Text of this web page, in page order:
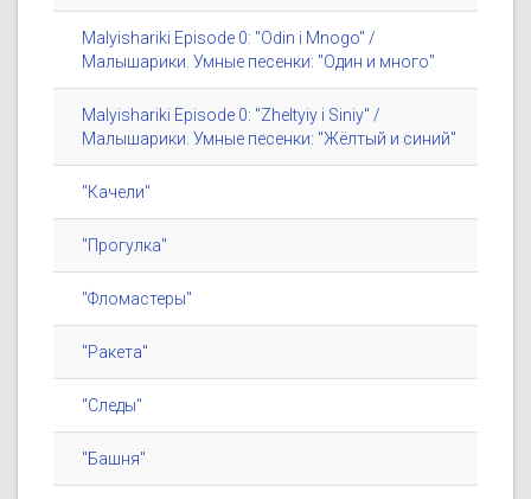
Malyishariki Episode 0: "Odin i Mnogo" /
Малышарики. Умные песенки: "Один и много"
Malyishariki Episode 0: "Zheltyiy i Siniy" /
Малышарики. Умные песенки: "Жёлтый и синий"
"Качели"
"Прогулка"
"Фломастеры"
"Ракета"
"Следы"
"Башня"